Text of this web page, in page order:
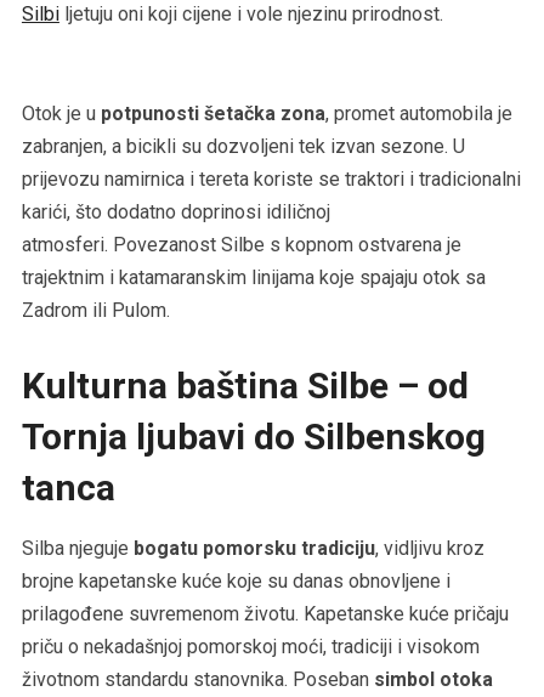
Silbiljetuju oni koji cijene i vole njezinu prirodnost.
Otok je u potpunosti šetačka zona, promet automobila je
zabranjen, a bicikli su dozvoljeni tek izvan sezone. U
prijevozu namirnica i tereta koriste se traktori i tradicionalni
karići, što dodatno doprinosi idiličnoj
atmosferi. Povezanost Silbe s kopnom ostvarena je
trajektnim i katamaranskim linijama koje spajaju otok sa
Zadrom ili Pulom.
Kulturna baština Silbe – od
Tornja ljubavi do Silbenskog
tanca
Silba njeguje bogatu pomorsku tradiciju, vidljivu kroz
brojne kapetanske kuće koje su danas obnovljene i
prilagođene suvremenom životu. Kapetanske kuće pričaju
priču o nekadašnjoj pomorskoj moći, tradiciji i visokom
životnom standardu stanovnika. Poseban simbol otoka